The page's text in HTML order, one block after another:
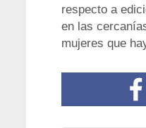
respecto a
en las
mujeres que